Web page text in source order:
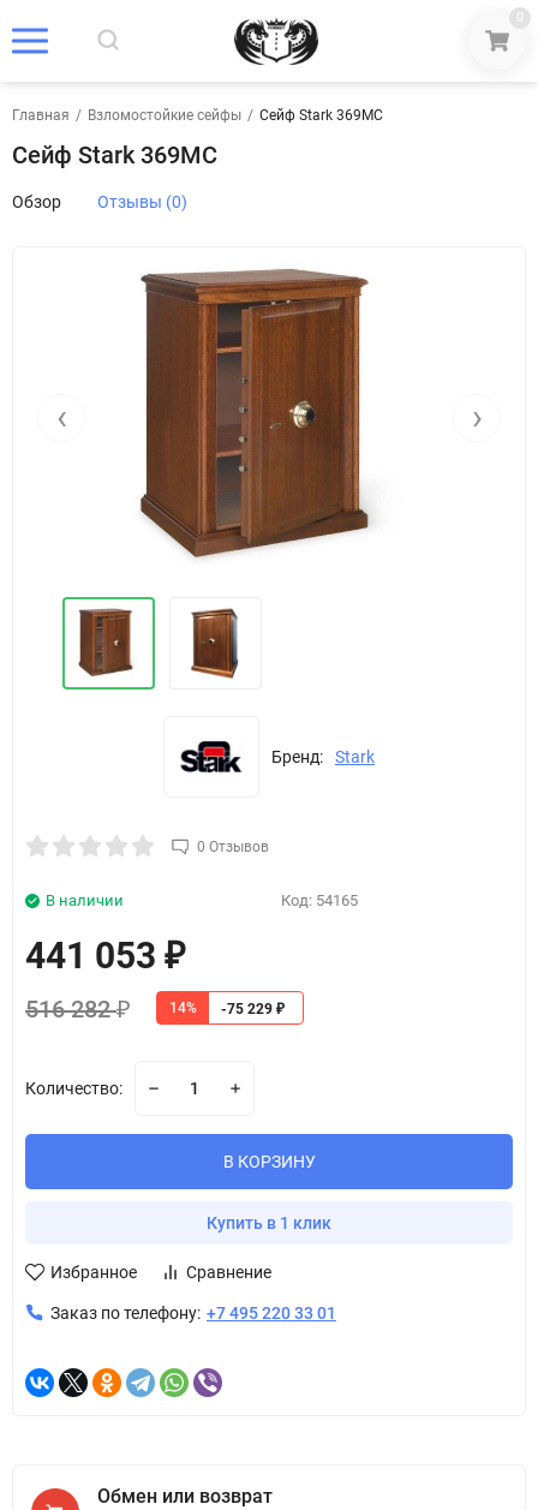
0
Главная / Взломостойкие сейфы / Сейф Stark 369MC
Сейф Stark 369MC
Обзор Отзывы (0)
‹ ›
Бренд: Stark
0 Отзывов
В наличии Код: 54165
441 053 ₽
516 282₽ 14% -75 229 ₽
Количество:
В КОРЗИНУ
Купить в 1 клик
Избранное Сравнение
Заказ по телефону: +7 495 220 33 01
Обмен или возврат